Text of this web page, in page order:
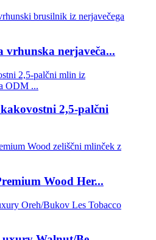
vrhunska nerjaveča...
2,5-palčni
Wood Her...